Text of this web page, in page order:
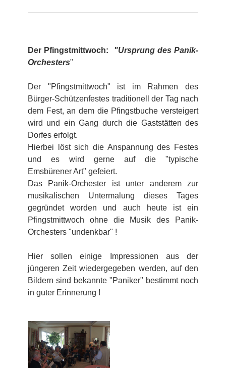
Der Pfingstmittwoch: "Ursprung des Panik-
Orchesters"
Der "Pfingstmittwoch" ist im Rahmen des
Bürger-Schützenfestes traditionell der Tag nach
dem Fest, an dem die Pfingstbuche versteigert
wird und ein Gang durch die Gaststätten des
Dorfes erfolgt.
Hierbei löst sich die Anspannung des Festes
und es wird gerne auf die "typische
Emsbürener Art" gefeiert.
Das Panik-Orchester ist unter anderem zur
musikalischen Untermalung dieses Tages
gegründet worden und auch heute ist ein
Pfingstmittwoch ohne die Musik des Panik-
Orchesters "undenkbar" !
Hier sollen einige Impressionen aus der
jüngeren Zeit wiedergegeben werden, auf den
Bildern sind bekannte "Paniker" bestimmt noch
in guter Erinnerung !